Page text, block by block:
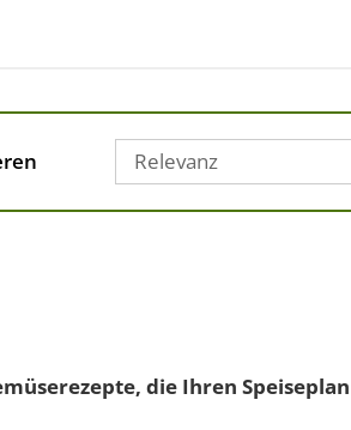
Relevanz
die Ihren